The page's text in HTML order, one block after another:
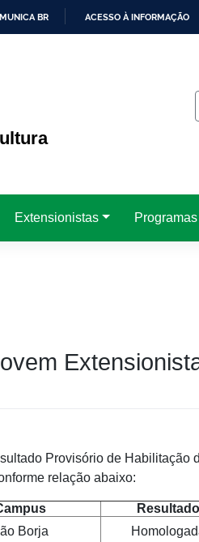
BR ACESSO À INFORMAÇÃO
Extensionistas Programas
Provisório de Habilitação
relação abaixo:
Resultado
Borja